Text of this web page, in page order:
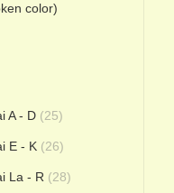
color)
A - D (25)
E - K (26)
La - R (28)